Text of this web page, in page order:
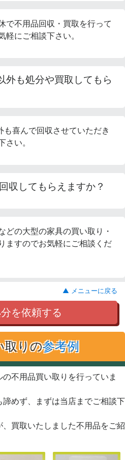
で不用品回収・買取を行って
軽にご相談下さい。
外も処分や買取してもら
も喜んで回収させていただき
さい。
収してもらえますか？
どの大型の家具の買い取り・
ますのでお気軽にご相談くだ
▲ メニューに戻る
を依頼する
取りの参考例
不用品買い取りを行っていま
めず、まずは当店までご相談下
買取いたしました不用品をご紹